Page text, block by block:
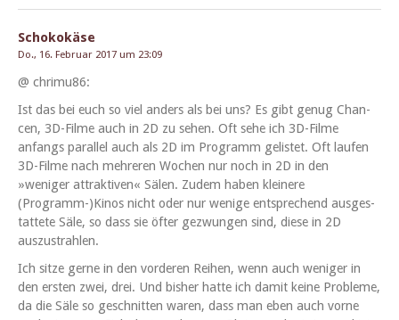
Schokokäse
Do., 16. Februar 2017 um 23:09
@ chrimu86:
Ist das bei euch so viel anders als bei uns? Es gibt genug Chan­
cen, 3D-Filme auch in 2D zu sehen. Oft sehe ich 3D-Filme
anfangs par­al­lel auch als 2D im Pro­gramm gelis­tet. Oft laufen
3D-Filme nach mehreren Wochen nur noch in 2D in den
»weniger attrak­tiv­en« Sälen. Zudem haben kleinere
(Programm-)Kinos nicht oder nur wenige entsprechend aus­ges­
tat­tete Säle, so dass sie öfter gezwun­gen sind, diese in 2D
auszustrahlen.
Ich sitze gerne in den vorderen Rei­hen, wenn auch weniger in
den ersten zwei, drei. Und bish­er hat­te ich damit keine Prob­leme,
da die Säle so geschnit­ten waren, dass man eben auch vorne